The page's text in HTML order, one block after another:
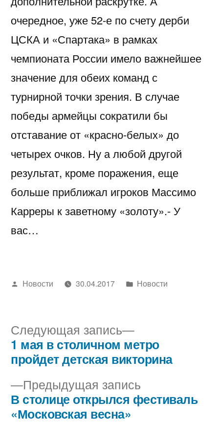
очередное, уже 52-е по счету дерби
ЦСКА и «Спартака» в рамках
чемпионата России имело важнейшее
значение для обеих команд с
турнирной точки зрения. В случае
победы армейцы сократили бы
отставание от «красно-белых» до
четырех очков. Ну а любой другой
результат, кроме поражения, еще
больше приближал игроков Массимо
Карреры к заветному «золоту».- У
вас…
Написано
Новости 30.04.2017
Написано
Новости
Навигация
записям
Предыдущая запись
запись:
В столице открылся фестиваль
«Московская весна»
Следующая запись
Следующая
запись:
1 мая в столичном метро
пройдет детская викторина